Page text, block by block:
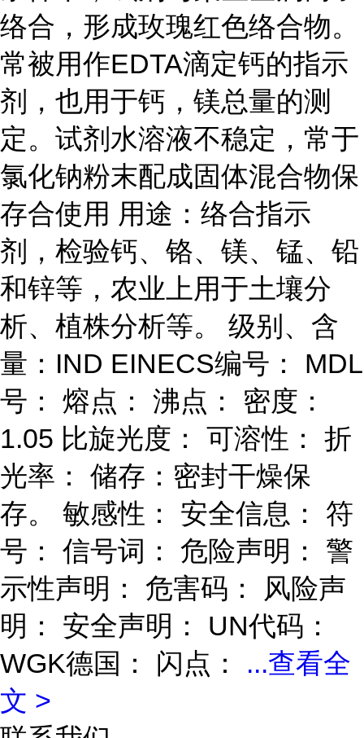
络合，形成玫瑰红色络合物。
常被用作EDTA滴定钙的指示
剂，也用于钙，镁总量的测
定。试剂水溶液不稳定，常于
氯化钠粉末配成固体混合物保
存合使用 用途：络合指示
剂，检验钙、铬、镁、锰、铅
和锌等，农业上用于土壤分
析、植株分析等。 级别、含
量：IND EINECS编号： MDL
号： 熔点： 沸点： 密度：
1.05 比旋光度： 可溶性： 折
光率： 储存：密封干燥保
存。 敏感性： 安全信息： 符
号： 信号词： 危险声明： 警
示性声明： 危害码： 风险声
明： 安全声明： UN代码：
WGK德国： 闪点： ...查看全
文 >